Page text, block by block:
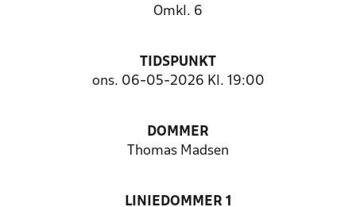
Omkl. 6
TIDSPUNKT
ons. 06-05-2026 Kl. 19:00
DOMMER
Thomas Madsen
LINIEDOMMER 1